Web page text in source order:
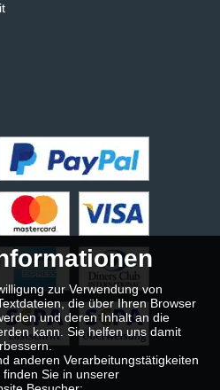
zur Verwendung von
die über Ihren Browser
und deren Inhalt an die
kann. Sie helfen uns damit
anderen Verarbeitungstätigkeiten
Sie in unserer